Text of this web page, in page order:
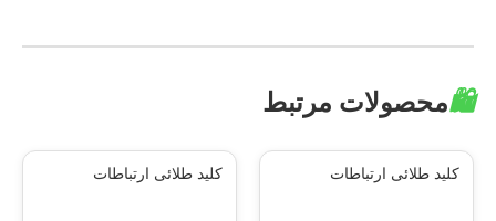
🛍️محصولات مرتبط
کلید طلائی ارتباطات کلید طلائی ارتباطات